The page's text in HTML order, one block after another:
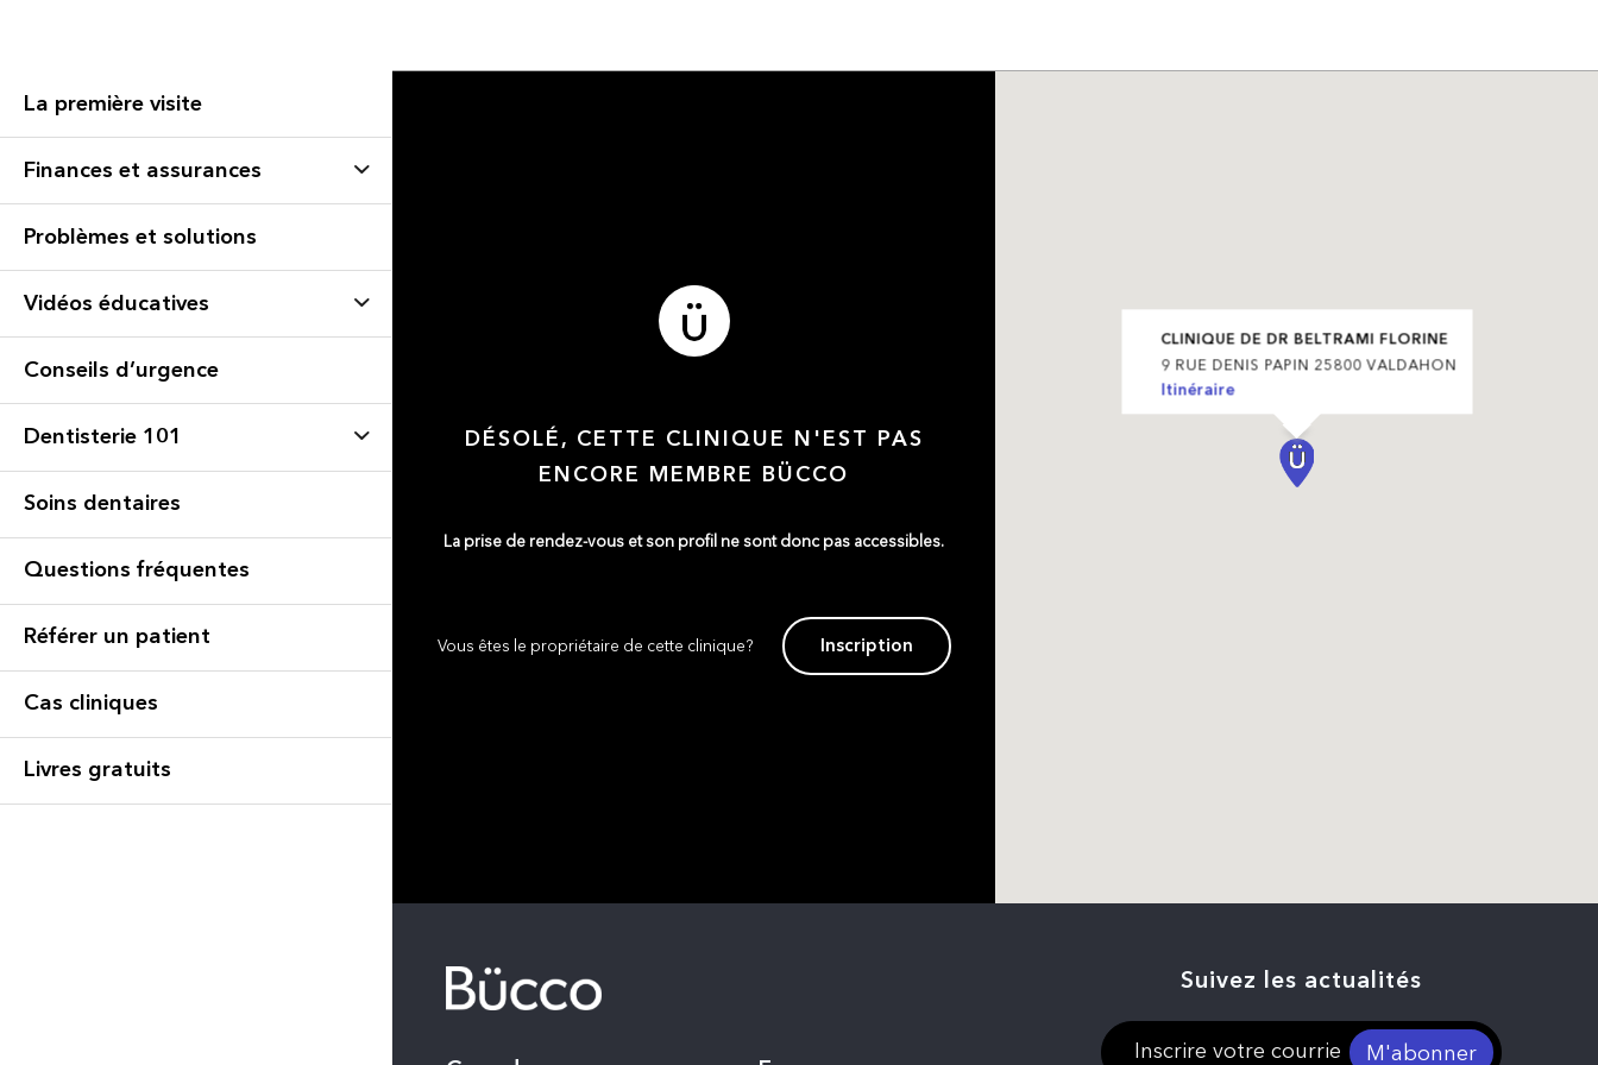
La première visite
Finances et assurances
Problèmes et solutions
Vidéos éducatives
Conseils d’urgence
Dentisterie 101
Soins dentaires
Questions fréquentes
Référer un patient
Cas cliniques
Livres gratuits
DÉSOLÉ, CETTE CLINIQUE N'EST PAS
ENCORE MEMBRE BÜCCO
La prise de rendez-vous et son profil ne sont donc pas accessibles.
Vous êtes le propriétaire de cette clinique? Inscription
CLINIQUE DE DR BELTRAMI FLORINE
9 RUE DENIS PAPIN 25800 VALDAHON
Itinéraire
Suivez les actualités
M'abonner